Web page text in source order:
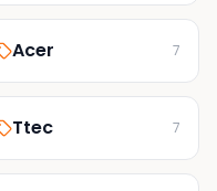
Acer 7
Ttec 7